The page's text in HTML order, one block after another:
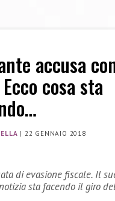
accusa
cosa sta
| 22 GENNAIO 2018
di evasione fiscale. Il
sta facendo il giro